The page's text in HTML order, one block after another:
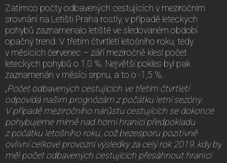
Zatímco počty odbavených cestujících v meziročním
srovnání na Letišti Praha rostly, v případě leteckých
pohybů zaznamenalo letiště ve sledovaném období
opačný trend. V třetím čtvrtletí letošního roku, tedy
v měsících červenec – září meziročně klesl počet
leteckých pohybů o 1,0 %. Největší pokles byl pak
zaznamenán v měsíci srpnu, a to o -1,5 %.
„Počet odbavených cestujících ve třetím čtvrtletí
odpovídá našim prognózám z počátku letní sezóny.
V případě meziročního nárůstu cestujících se dokonce
pohybujeme mírně nad horní hranicí předpokladu
z počátku letošního roku, což bezesporu pozitivně
ovlivní celkové provozní výsledky za celý rok 2019, kdy by
měl počet odbavených cestujících přesáhnout hranici